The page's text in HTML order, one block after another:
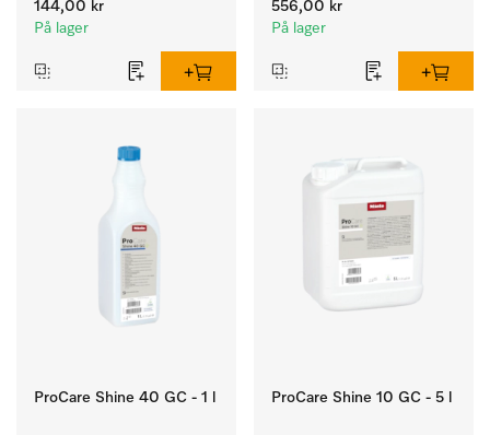
144,00 kr
På lager
556,00 kr
På lager
ProCare Shine 40 GC - 1 l ProCare Shine 10 GC - 5 l